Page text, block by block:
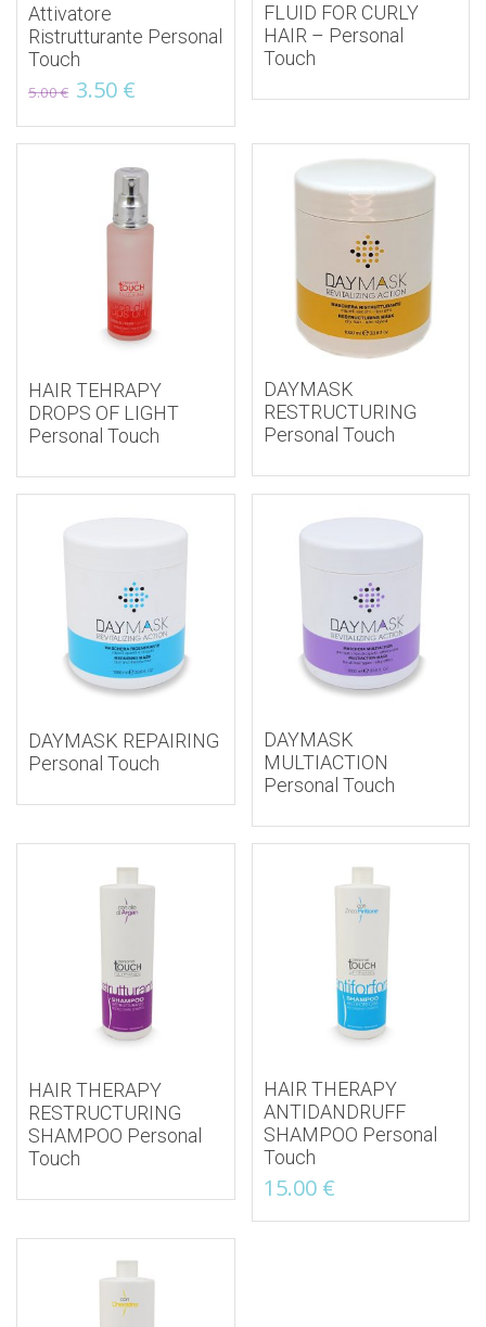
Attivatore
Ristrutturante Personal
Touch
5.00€ Первоначальная
составляла
3.50 €
3.50 €.
FLUID FOR CURLY
HAIR – Personal
Touch
HAIR TEHRAPY
DROPS OF LIGHT
Personal Touch
DAYMASK
RESTRUCTURING
Personal Touch
DAYMASK REPAIRING
Personal Touch
DAYMASK
MULTIACTION
Personal Touch
HAIR THERAPY
RESTRUCTURING
SHAMPOO Personal
Touch
HAIR THERAPY
ANTIDANDRUFF
SHAMPOO Personal
Touch
15.00 €